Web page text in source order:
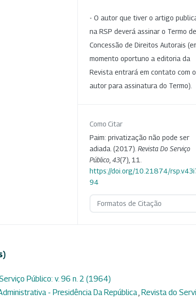
- O autor que tiver o artigo
na RSP deverá assinar o Termo de
Concessão de Direitos Autorais
momento oportuno a editoria da
Revista entrará em contato com o
autor para assinatura do Termo).
Como Citar
Paim: privatização não pode ser
adiada. (2017). Revista Do Serviço
Público 43(7), 11.
https://doi.org/10.21874/
94
Formatos de Citação
Público: v. 96 n. 2 (1964)
- Presidência Da República, Revista do